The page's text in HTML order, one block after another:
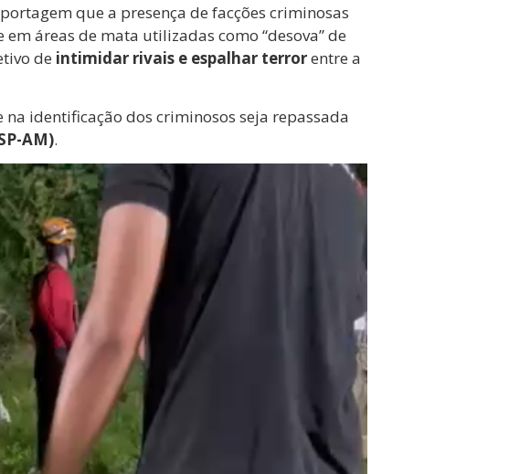
que a presença de facções criminosas
áreas de mata utilizadas como “desova” de
de intimidar rivais e espalhar terrorentre a
identificação dos criminosos seja repassada
AM).